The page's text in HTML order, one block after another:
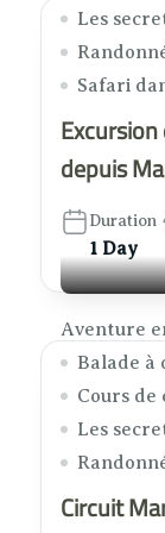
Les
Safari
depuis
Duration
1 Day
Aventure
Balade à
Cours de
Les
Circuit